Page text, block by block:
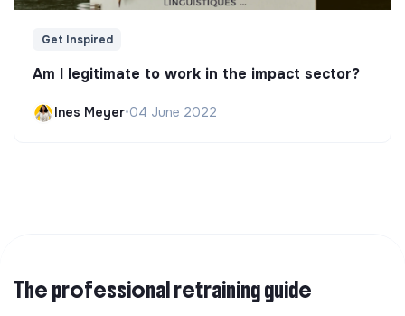
Get Inspired
Am I legitimate to work in the impact sector?
Ines Meyer•04 June 2022
The professional retraining guide